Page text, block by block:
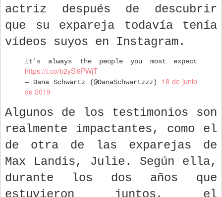
actriz después de descubrir
que su expareja todavía tenía
vídeos suyos en Instagram.
it's always the people you most expect
https://t.co/b2ySl9PWjT
— Dana Schwartz (@DanaSchwartzzz) 18 de junio
de 2019
Algunos de los testimonios son
realmente impactantes, como el
de otra de las exparejas de
Max Landis, Julie. Según ella,
durante los dos años que
estuvieron juntos, el